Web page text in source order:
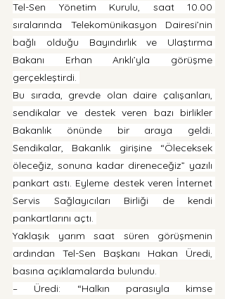
Tel-Sen Yönetim Kurulu, saat 10.00
sıralarında Telekomünikasyon Dairesi’nin
bağlı olduğu Bayındırlık ve Ulaştırma
Bakanı Erhan Arıklı’yla görüşme
gerçekleştirdi.
Bu sırada, grevde olan daire çalışanları,
sendikalar ve destek veren bazı birlikler
Bakanlık önünde bir araya geldi.
Sendikalar, Bakanlık girişine “Öleceksek
öleceğiz, sonuna kadar direneceğiz” yazılı
pankart astı. Eyleme destek veren İnternet
Servis Sağlayıcıları Birliği de kendi
pankartlarını açtı.
Yaklaşık yarım saat süren görüşmenin
ardından Tel-Sen Başkanı Hakan Üredi,
basına açıklamalarda bulundu.
– Üredi: “Halkın parasıyla kimse